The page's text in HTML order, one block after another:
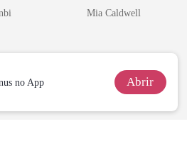
Mia Caldwell
no App Abrir